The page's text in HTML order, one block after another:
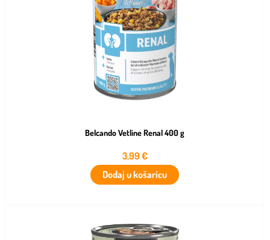
Belcando Vetline Renal 400 g
3,99€
Dodaj u košaricu